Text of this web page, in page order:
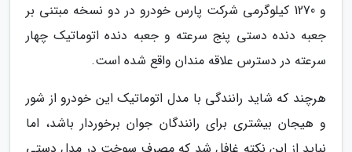
و 1270 کیلوگرمی شرکت پارس خودرو در دو نسخه مبتنی بر
جعبه دنده دستی پنج سرعته و جعبه دنده اتوماتیک چهار
سرعته در دسترس علاقه مندان واقع شده است.
هرچند که شاید رانندگی با مدل اتوماتیک این خودرو از شور
و هیجان بیشتری برای رانندگان جوان برخوردار باشد، اما